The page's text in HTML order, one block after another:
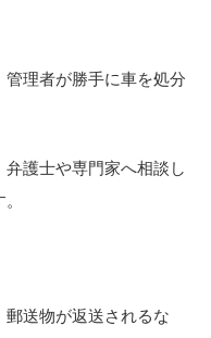
理者が勝手に車を処分
護士や専門家へ相談し
送物が返送されるな